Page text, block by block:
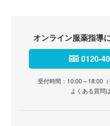
オンライン服薬指導
0120-
受付時間：10:00～18:00（
よくある質問